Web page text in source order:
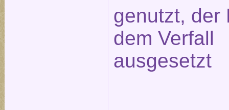
genutzt, der
dem Verfall
ausgesetzt